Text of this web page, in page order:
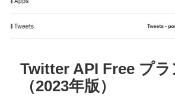
Twitter API Free プ
（2023年版）